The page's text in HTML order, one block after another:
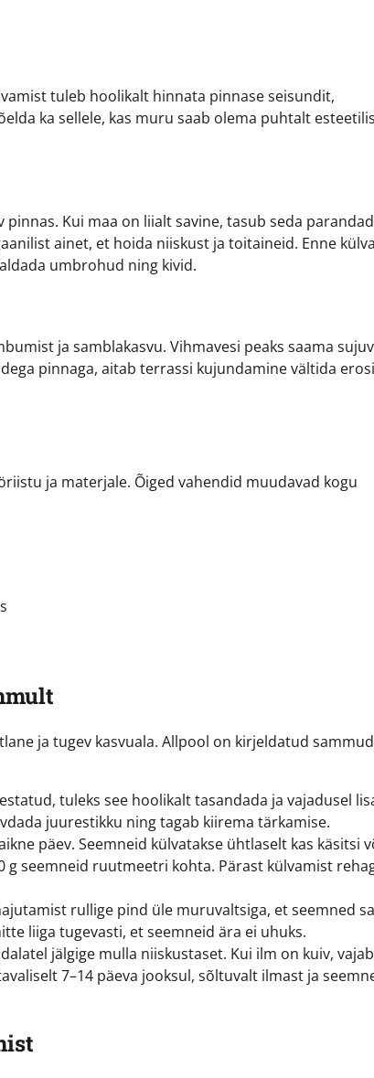
tuleb hoolikalt hinnata pinnase seisundit,
ka sellele, kas muru saab olema puhtalt
Kui maa on liialt savine, tasub seda
ainet, et hoida niiskust ja toitaineid. Enne
umbrohud ning kivid.
ja samblakasvu. Vihmavesi peaks saama
pinnaga, aitab terrassi kujundamine vältida
ja materjale. Õiged vahendid muudavad kogu
ja tugev kasvuala. Allpool on kirjeldatud
tuleks see hoolikalt tasandada ja vajadusel
juurestikku ning tagab kiirema tärkamise.
päev. Seemneid külvatakse ühtlaselt kas käsitsi
g seemneid ruutmeetri kohta. Pärast külvamist
rullige pind üle muruvaltsiga, et seemned
liiga tugevasti, et seemneid ära ei uhuks.
jälgige mulla niiskustaset. Kui ilm on kuiv,
7–14 päeva jooksul, sõltuvalt ilmast ja